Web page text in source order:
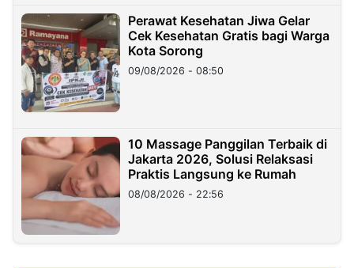
Perawat Kesehatan Jiwa Gelar
Cek Kesehatan Gratis bagi Warga
Kota Sorong
09/08/2026 - 08:50
10 Massage Panggilan Terbaik di
Jakarta 2026, Solusi Relaksasi
Praktis Langsung ke Rumah
08/08/2026 - 22:56